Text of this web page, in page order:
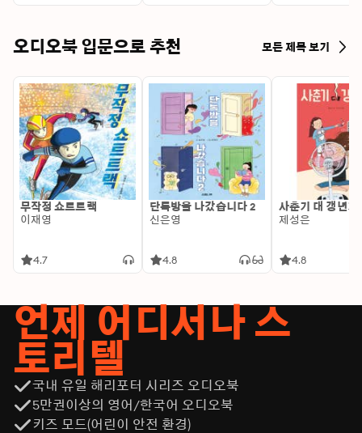
오디오북 입문으로 추천 모든 제목 보기
무작정 쇼트트랙
이재영
4.7
단톡방을 나갔습니다 2
신은영
4.8
사춘기 대 갱년기
제성은
4.8
언제 어디서나 스
토리텔
국내 유일 해리포터 시리즈 오디오북
5만권이상의 영어/한국어 오디오북
키즈 모드(어린이 안전 환경)